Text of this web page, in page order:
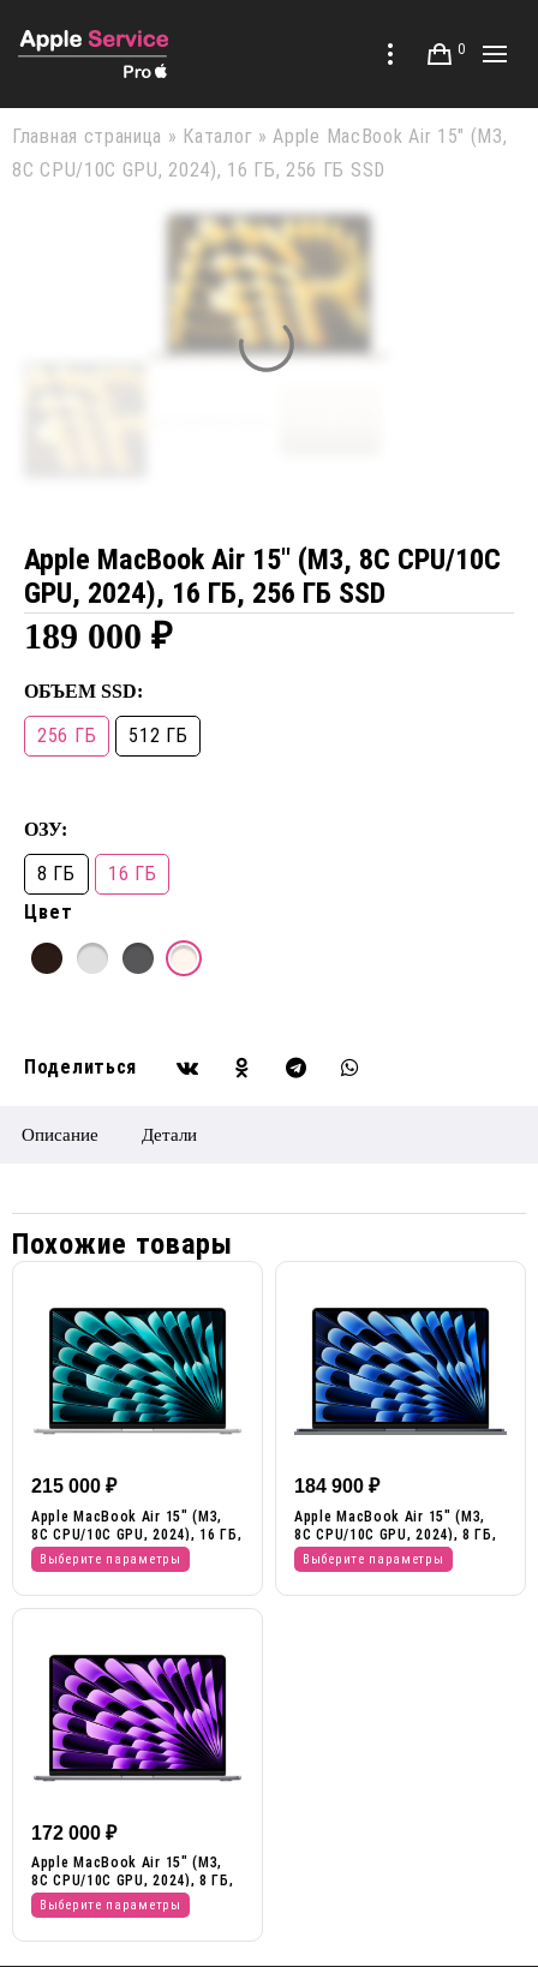
0
Главная страница » Каталог »Apple MacBook Air 15″ (M3,
8C CPU/10C GPU, 2024), 16 ГБ, 256 ГБ SSD
Apple MacBook Air 15″ (M3, 8C CPU/10C
GPU, 2024), 16 ГБ, 256 ГБ SSD
189 000 ₽
ОБЪЕМ SSD:
256 ГБ 512 ГБ
ОЗУ:
8 ГБ
16 ГБ
Цвет
Описание Детали
Похожие товары
215 000 ₽
Apple MacBook Air 15″ (M3,
8C CPU/10C GPU, 2024), 16 ГБ,
512 ГБ SSD
Выберите параметры
184 900 ₽
Apple MacBook Air 15″ (M3,
8C CPU/10C GPU, 2024), 8 ГБ,
512 ГБ SSD
Выберите параметры
172 000 ₽
Apple MacBook Air 15″ (M3,
8C CPU/10C GPU, 2024), 8 ГБ,
256 ГБ SSD
Выберите параметры